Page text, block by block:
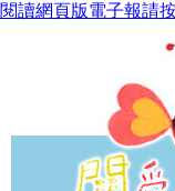
閱讀網頁版電子報請